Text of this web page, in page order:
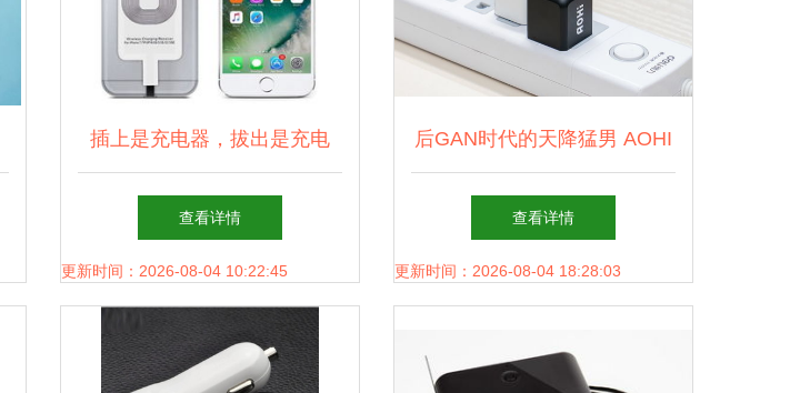
插上是充电器，拔出是充电
宝，还能无线充；这才是真正
的旅行神器
查看详情
更新时间：2026-08-04 10:22:45
后GAN时代的天降猛男 AOHI
MagCube 30W充电器全面测
评
查看详情
更新时间：2026-08-04 18:28:03